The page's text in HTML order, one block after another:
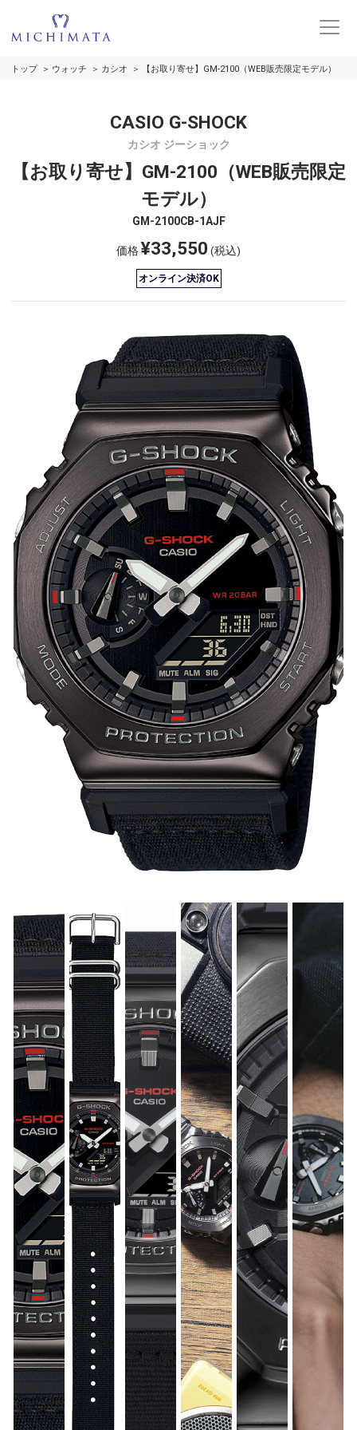
トップ ウォッチ カシオ 【お取り寄せ】GM-2100（WEB販売限定モデル）
CASIO G-SHOCK
カシオ ジーショック
【お取り寄せ】GM-2100（WEB販売限定
モデル）
GM-2100CB-1AJF
価格¥33,550 (税込)
オンライン決済OK